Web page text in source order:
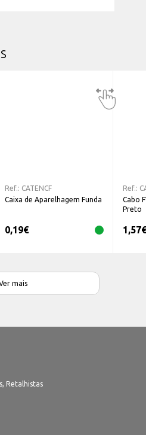
Ref.: CATENCF
Caixa de Aparelhagem Funda
0,19€
Ref.:
Cabo
Preto
1,57€
mais
Retalhistas